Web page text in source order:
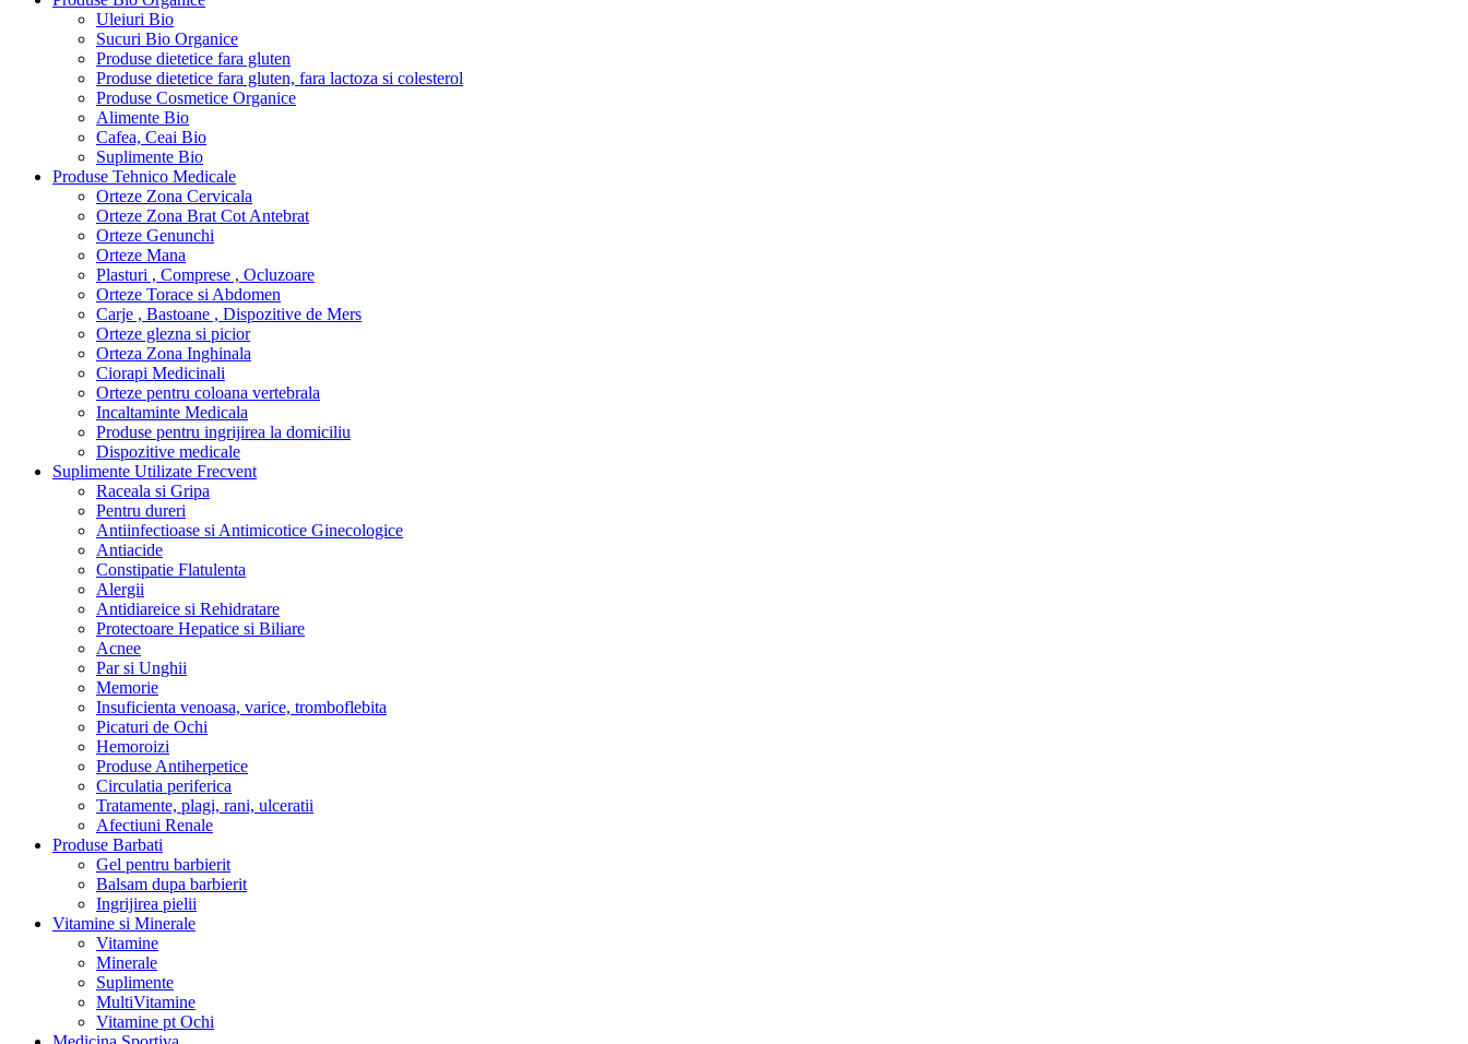
Uleiuri Bio
Sucuri Bio Organice
Produse dietetice fara gluten
Produse dietetice fara gluten, fara lactoza si colesterol
Produse Cosmetice Organice
Alimente Bio
Cafea, Ceai Bio
Suplimente Bio
Produse Tehnico Medicale
Orteze Zona Cervicala
Orteze Zona Brat Cot Antebrat
Orteze Genunchi
Orteze Mana
Plasturi , Comprese , Ocluzoare
Orteze Torace si Abdomen
Carje , Bastoane , Dispozitive de Mers
Orteze glezna si picior
Orteza Zona Inghinala
Ciorapi Medicinali
Orteze pentru coloana vertebrala
Incaltaminte Medicala
Produse pentru ingrijirea la domiciliu
Dispozitive medicale
Suplimente Utilizate Frecvent
Raceala si Gripa
Pentru dureri
Antiinfectioase si Antimicotice Ginecologice
Antiacide
Constipatie Flatulenta
Alergii
Antidiareice si Rehidratare
Protectoare Hepatice si Biliare
Acnee
Par si Unghii
Memorie
Insuficienta venoasa, varice, tromboflebita
Picaturi de Ochi
Hemoroizi
Produse Antiherpetice
Circulatia periferica
Tratamente, plagi, rani, ulceratii
Afectiuni Renale
Produse Barbati
Gel pentru barbierit
Balsam dupa barbierit
Ingrijirea pielii
Vitamine si Minerale
Vitamine
Minerale
Suplimente
MultiVitamine
Vitamine pt Ochi